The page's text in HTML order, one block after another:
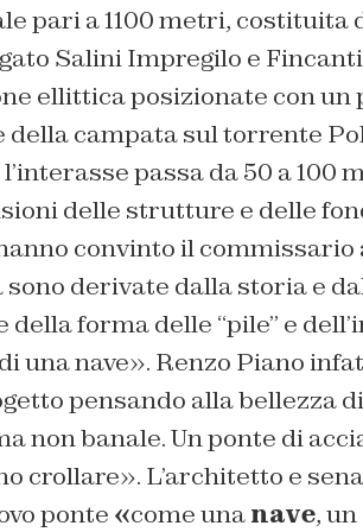
pari a 1100 metri, costituita
Salini Impregilo e
ellittica posizionate con un
campata sul torrente
passa da 50 a 100
delle strutture e delle
convinto il commissario
derivate dalla storia e
forma delle “pile” e
una nave». Renzo Piano
pensando alla bellezza
non banale. Un ponte di
crollare». L’architetto e
ponte «come unanave,